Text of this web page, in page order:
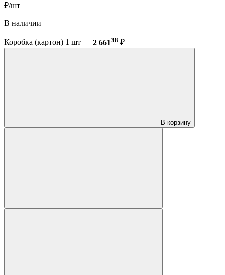
₽/шт
В наличии
Коробка (картон) 1 шт — 2 66138 ₽
В корзину